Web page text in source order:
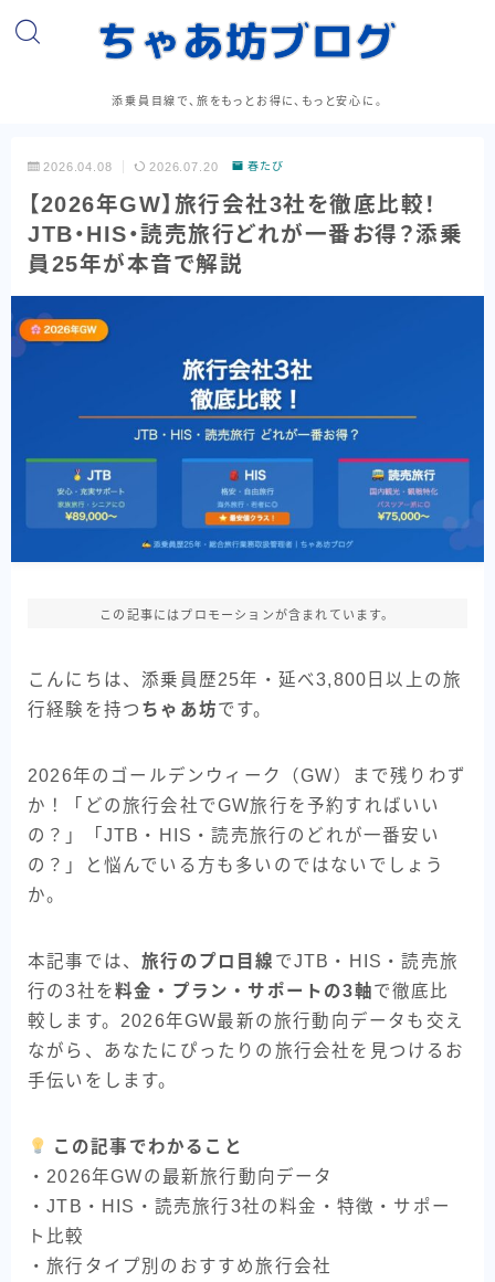
添乗員目線で、旅をもっとお得に、もっと安心に。
2026.04.08 2026.07.20 春たび
【2026年GW】旅行会社3社を徹底比較！
JTB・HIS・読売旅行どれが一番お得？添乗
員25年が本音で解説
この記事にはプロモーションが含まれています。
こんにちは、添乗員歴25年・延べ3,800日以上の旅
行経験を持つ ちゃあ坊です。
2026年のゴールデンウィーク（GW）まで残りわず
か！「どの旅行会社でGW旅行を予約すればいい
の？」「JTB・HIS・読売旅行のどれが一番安い
の？」と悩んでいる方も多いのではないでしょう
か。
本記事では、旅行のプロ目線 でJTB・HIS・読売旅
行の3社を料金・プラン・サポートの3軸で徹底比
較します。2026年GW最新の旅行動向データも交え
ながら、あなたにぴったりの旅行会社を見つけるお
手伝いをします。
この記事でわかること
・2026年GWの最新旅行動向データ
・JTB・HIS・読売旅行3社の料金・特徴・サポー
ト比較
・旅行タイプ別のおすすめ旅行会社